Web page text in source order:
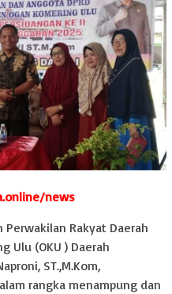
news
Perwakilan Rakyat Daerah
Ulu (OKU ) Daerah
ST.,M.Kom,
rangka menampung dan